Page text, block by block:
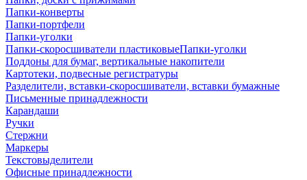
Папки-конверты
Папки-портфели
Папки-уголки
Папки-скоросшиватели пластиковыеПапки-уголки
Поддоны для бумаг, вертикальные накопители
Картотеки, подвесные регистратуры
Разделители, вставки-скоросшиватели, вставки бумажные
Письменные принадлежности
Карандаши
Ручки
Стержни
Маркеры
Текстовыделители
Офисные принадлежности